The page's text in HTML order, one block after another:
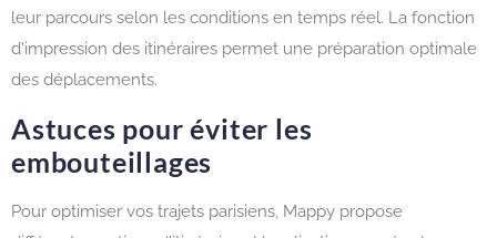
leur parcours selon les conditions en temps réel. La fonction
d'impression des itinéraires permet une préparation optimale
des déplacements.
Astuces pour éviter les
embouteillages
Pour optimiser vos trajets parisiens, Mappy propose